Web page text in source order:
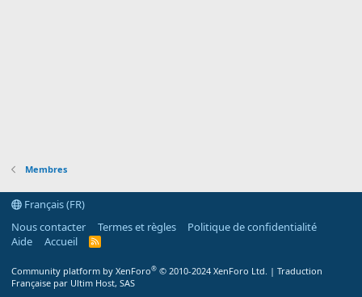
Membres
Français (FR)
Nous contacter
Termes et règles
Politique de confidentialité
Aide
Accueil
R
Community platform by XenForo® © 2010-2024 XenForo Ltd. | Traduction
Française par Ultim Host, SAS